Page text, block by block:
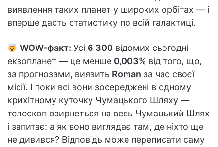
виявлення таких планет у широких орбітах — і
вперше дасть статистику по всій галактиці.
WOW-факт: Усі 6 300 відомих сьогодні
екзопланет — це менше 0,003% від того, що,
за прогнозами, виявить Roman за час своєї
місії. І поки всі вони зосереджені в одному
крихітному куточку Чумацького Шляху —
телескоп озирнеться на весь Чумацький Шлях
і запитає: а як воно виглядає там, де ніхто ще
не дивився? Відповідь може переписати саму